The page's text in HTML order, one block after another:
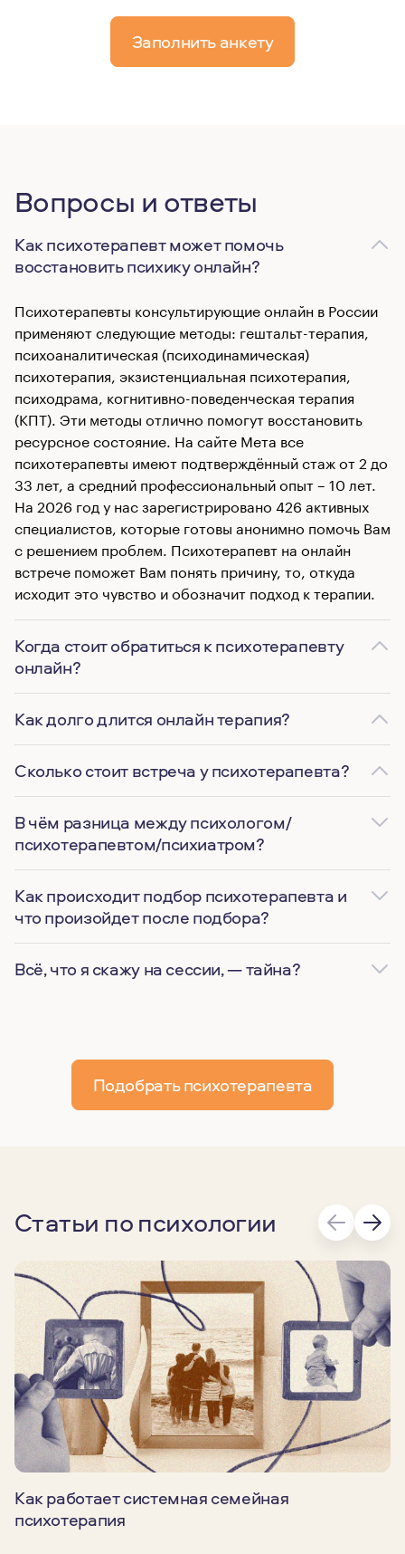
Заполнить анкету
Вопросы и ответы
Как психотерапевт может помочь
восстановить психику онлайн?
Психотерапевты консультирующие онлайн в России
применяют следующие методы: гештальт-терапия,
психоаналитическая (психодинамическая)
психотерапия, экзистенциальная психотерапия,
психодрама, когнитивно-поведенческая терапия
(КПТ). Эти методы отлично помогут восстановить
ресурсное состояние. На сайте Мета все
психотерапевты имеют подтверждённый стаж от 2 до
33 лет, а средний профессиональный опыт – 10 лет.
На 2026 год у нас зарегистрировано 426 активных
специалистов, которые готовы анонимно помочь Вам
с решением проблем. Психотерапевт на онлайн
встрече поможет Вам понять причину, то, откуда
исходит это чувство и обозначит подход к терапии.
Когда стоит обратиться к психотерапевту
онлайн?
Как долго длится онлайн терапия?
Сколько стоит встреча у психотерапевта?
В чём разница между психологом/
психотерапевтом/психиатром?
Как происходит подбор психотерапевта и
что произойдет после подбора?
Всё, что я скажу на сессии, — тайна?
Подобрать психотерапевта
Статьи по психологии
Как работает системная семейная
психотерапия